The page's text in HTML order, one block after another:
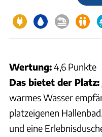
Wertung:4,6 Punkte
Das bietet der Platz:
warmes Wasser
platzeigenen
und eine